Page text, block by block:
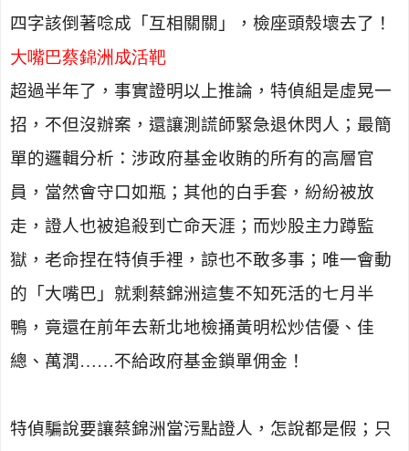
四字該倒著唸成「互相關關」，檢座頭殼壞去了！
大嘴巴蔡錦洲成活靶
超過半年了，事實證明以上推論，特偵組是虛晃一
招，不但沒辦案，還讓測謊師緊急退休閃人；最簡
單的邏輯分析：涉政府基金收賄的所有的高層官
員，當然會守口如瓶；其他的白手套，紛紛被放
走，證人也被追殺到亡命天涯；而炒股主力蹲監
獄，老命捏在特偵手裡，諒也不敢多事；唯一會動
的「大嘴巴」就剩蔡錦洲這隻不知死活的七月半
鴨，竟還在前年去新北地檢捅黃明松炒佶優、佳
總、萬潤……不給政府基金鎖單佣金！
特偵騙說要讓蔡錦洲當污點證人，怎說都是假；只